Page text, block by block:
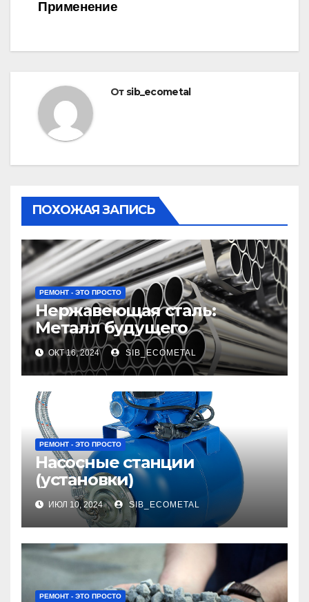
Применение
От sib_ecometal
ПОХОЖАЯ ЗАПИСЬ
РЕМОНТ - ЭТО ПРОСТО
Нержавеющая сталь:
Металл будущего
ОКТ 16, 2024 SIB_ECOMETAL
РЕМОНТ - ЭТО ПРОСТО
Насосные станции
(установки)
ИЮЛ 10, 2024 SIB_ECOMETAL
РЕМОНТ - ЭТО ПРОСТО